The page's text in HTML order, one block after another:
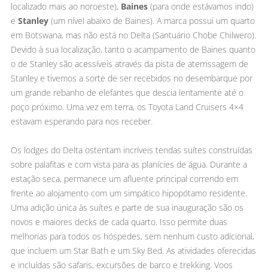
localizado mais ao noroeste), Baines(para onde estávamos indo)
e Stanley(um nível abaixo de Baines). A marca possui um quarto
em Botswana, mas não está no Delta (Santuário Chobe Chilwero).
Devido à sua localização, tanto o acampamento de Baines quanto
o de Stanley são acessíveis através da pista de aterrissagem de
Stanley e tivemos a sorte de ser recebidos no desembarque por
um grande rebanho de elefantes que descia lentamente até o
poço próximo. Uma vez em terra, os Toyota Land Cruisers 4×4
estavam esperando para nos receber.
Os lodges do Delta ostentam incríveis tendas suítes construídas
sobre palafitas e com vista para as planícies de água. Durante a
estação seca, permanece um afluente principal correndo em
frente ao alojamento com um simpático hipopótamo residente.
Uma adição única às suítes e parte de sua inauguração são os
novos e maiores decks de cada quarto. Isso permite duas
melhorias para todos os hóspedes, sem nenhum custo adicional,
que incluem um Star Bath e um Sky Bed. As atividades oferecidas
e incluídas são safaris, excursões de barco e trekking. Voos